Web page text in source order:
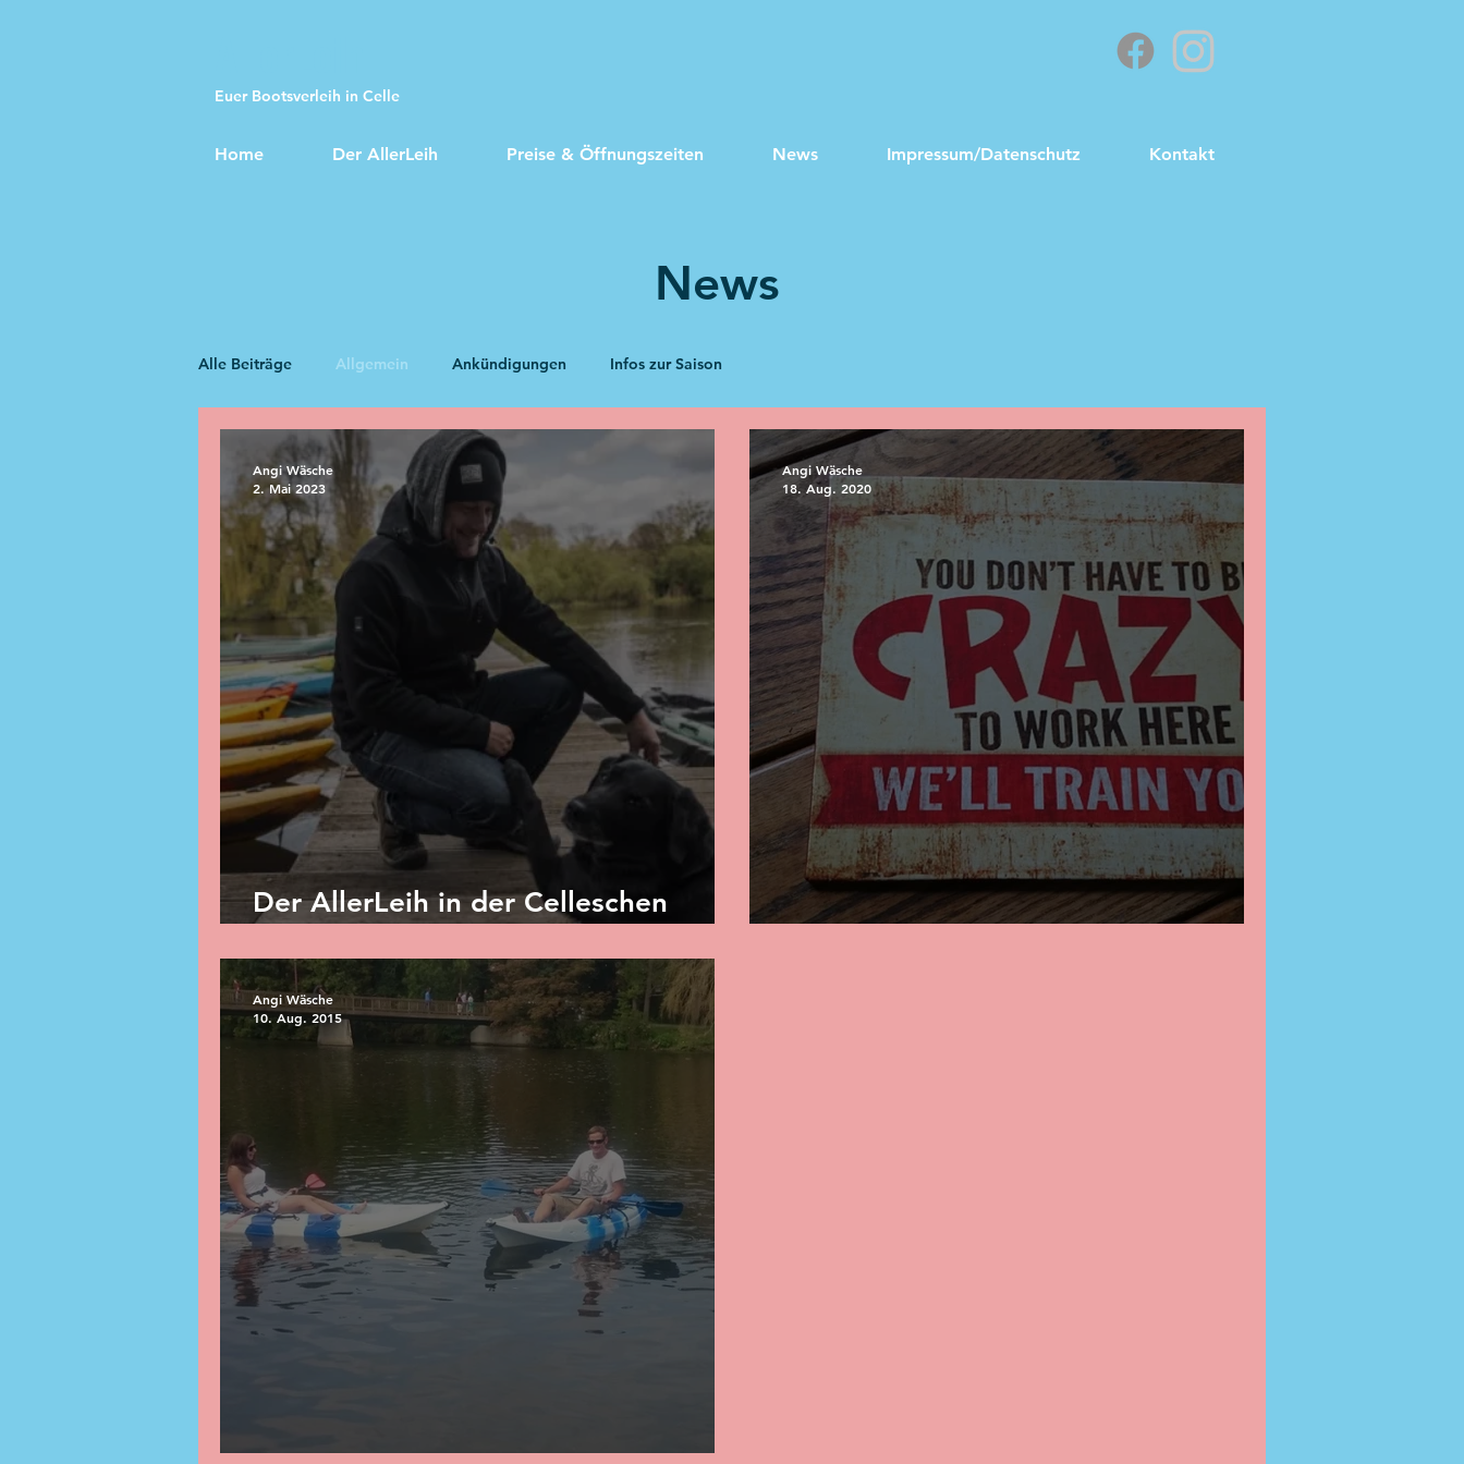
Euer Bootsverleih in Celle
Home Der AllerLeih Preise & Öffnungszeiten News Impressum/Datenschutz Kontakt
News
Alle Beiträge Allgemein Ankündigungen Infos zur Saison
Der AllerLeih in der Celleschen
Angi Wäsche
2. Mai 2023
Angi Wäsche
18. Aug. 2020
Angi Wäsche
10. Aug. 2015